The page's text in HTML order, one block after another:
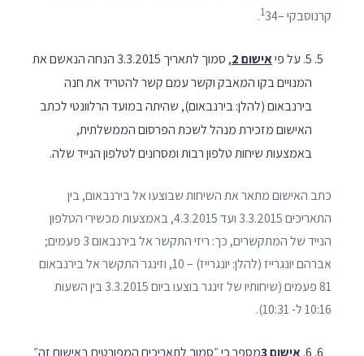
קרנוסבקי –
134.
5. על פי אישום 2
, סמוך לתאריך 3.3.2015 הנחה הנאשם את
המנויים בקו המאבק וקשר עמם קשר להטריד את חנה
בירנבאום (להלן: בירנבאום), שהיתה במועד הרלוונטי לכתב
האישום מזכירת מנהל לשכת הפרסום הממשלתית,
באמצעות שיחות טלפון רבות ומסרונים לטלפון הנייד שלה.
כתב האישום מתאר את השיחות שבוצעו אל בירנבאום, בין
התאריכים 3.3.2015 ועד 4.3.2015, באמצעות מכשירי הטלפון
הנייד של המתקשרים, כך: ריזי התקשר אל בירנבאום 3 פעמים;
אברהם יונגרייז (להלן: יונגרייז) – 10, וזינגר התקשר אל בירנבאום
81 פעמים (שיחותיו של זינגר בוצעו ביום 3.3.2015 בין השעות
10:16 ל- 10:31).
6. אישום 3 מספר כי ״סמוך לתאריכים המפורטים באישום זה״